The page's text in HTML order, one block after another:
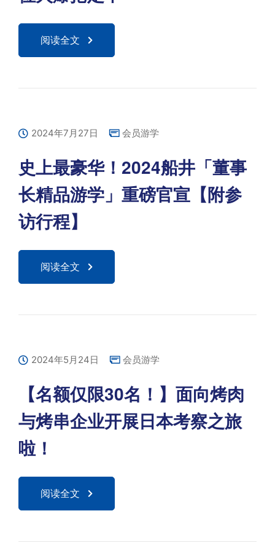
阅读全文
2024年7月27日 会员游学
史上最豪华！2024船井「董事
长精品游学」重磅官宣【附参
访行程】
阅读全文
2024年5月24日 会员游学
【名额仅限30名！】面向烤肉
与烤串企业开展日本考察之旅
啦！
阅读全文